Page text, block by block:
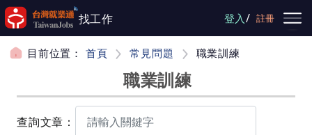
跳到主要內容
找工作 登入/ 註冊
目前位置： 首頁 常見問題 職業訓練
職業訓練
查詢文章：